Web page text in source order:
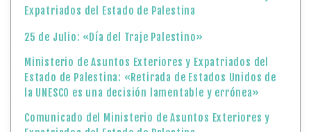
Expatriados del Estado de Palestina
25 de Julio: «Día del Traje Palestino»
Ministerio de Asuntos Exteriores y Expatriados del
Estado de Palestina: «Retirada de Estados Unidos de
la UNESCO es una decisión lamentable y errónea»
Comunicado del Ministerio de Asuntos Exteriores y